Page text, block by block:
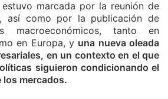
estuvo marcada por la reunión de
así como por la publicación de
macroeconómicos, tanto en
en Europa, y una nueva oleada
en un contexto en el que
siguieron condicionando el
mercados.